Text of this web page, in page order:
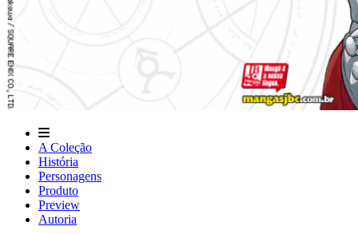
A Coleção
História
Personagens
Produto
Preview
Autoria